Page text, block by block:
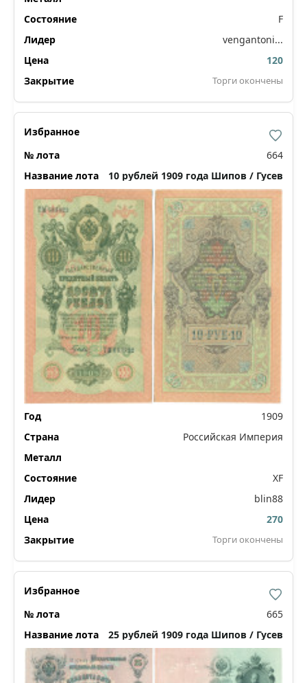
F
vengantoni...
120
Торги окончены
664
10 рублей 1909 года Шипов / Гусев
1909
Российская Империя
XF
blin88
270
Торги окончены
665
25 рублей 1909 года Шипов / Гусев